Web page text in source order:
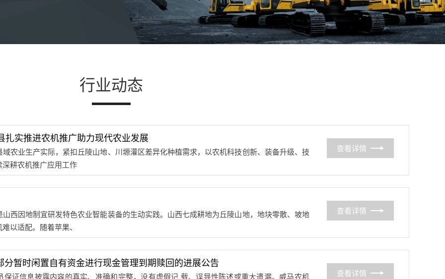
行业动态
实推进农机推广助力现代农业发展
生产实际，紧扣丘陵山地、川塬灌区差异化种植需求，以农机科技创新、装备升级、技
耕农机推广应用工作
查看详情
地制宜研发特色农业智能装备的生动实践。山西七成耕地为丘陵山地，地块零散、坡地
以适配。随着苹果、
查看详情
分暂时闲置自有资金进行现金管理到期赎回的进展公告
息披露内容的真实、准确和完整，没有虚假记 载、误导性陈述或重大遗漏。威马农机 查看详情